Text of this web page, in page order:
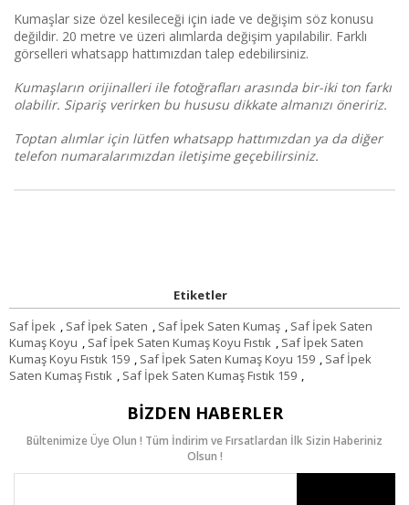
Kumaşlar size özel kesileceği için iade ve değişim söz konusu
değildir. 20 metre ve üzeri alımlarda değişim yapılabilir. Farklı
görselleri whatsapp hattımızdan talep edebilirsiniz.
Kumaşların orijinalleri ile fotoğrafları arasında bir-iki ton farkı
olabilir. Sipariş verirken bu hususu dikkate almanızı öneririz.
Toptan alımlar için lütfen whatsapp hattımızdan ya da diğer
telefon numaralarımızdan iletişime geçebilirsiniz.
Etiketler
Saf İpek , Saf İpek Saten , Saf İpek Saten Kumaş , Saf İpek Saten
Kumaş Koyu , Saf İpek Saten Kumaş Koyu Fıstık , Saf İpek Saten
Kumaş Koyu Fıstık 159 , Saf İpek Saten Kumaş Koyu 159 , Saf İpek
Saten Kumaş Fıstık , Saf İpek Saten Kumaş Fıstık 159 ,
BIZDEN HABERLER
Bültenimize Üye Olun ! Tüm İndirim ve Fırsatlardan İlk Sizin Haberiniz
Olsun !